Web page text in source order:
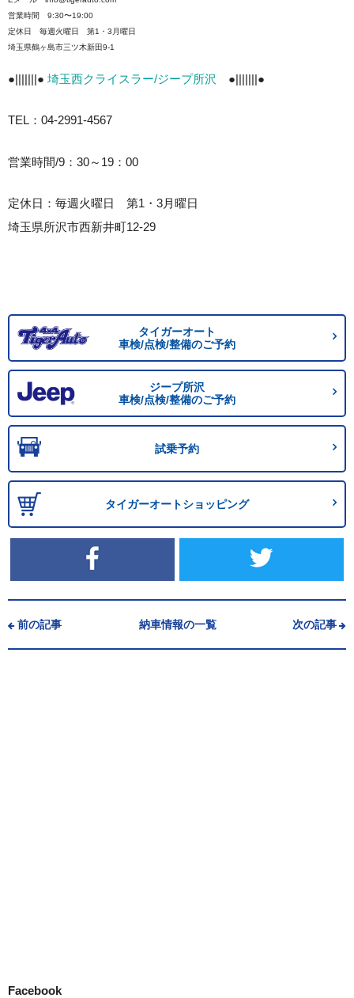
営業時間 9:30〜19:00
定休日 毎週火曜日 第1・3月曜日
埼玉県鶴ヶ島市三ツ木新田9-1
●|||||||● 埼玉西クライスラー/ジープ所沢 ●|||||||●
TEL：04-2991-4567
営業時間/9：30～19：00
定休日：毎週火曜日 第1・3月曜日
埼玉県所沢市西新井町12-29
タイガーオート
車検/点検/整備のご予約
ジープ所沢
車検/点検/整備のご予約
試乗予約
タイガーオートショッピング
前の記事 納車情報の一覧 次の記事
Facebook